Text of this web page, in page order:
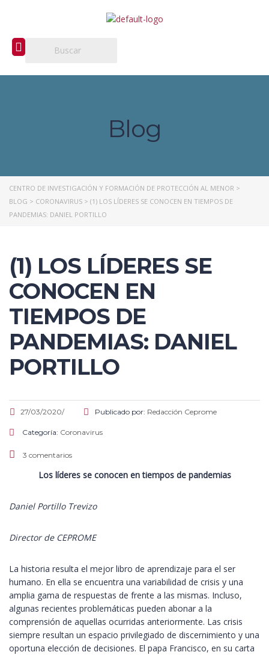
Blog
CENTRO DE INVESTIGACIÓN Y FORMACIÓN DE PROTECCIÓN AL MENOR >
BLOG > CORONAVIRUS > (1) LOS LÍDERES SE CONOCEN EN TIEMPOS DE
PANDEMIAS: DANIEL PORTILLO
(1) LOS LÍDERES SE
CONOCEN EN
TIEMPOS DE
PANDEMIAS: DANIEL
PORTILLO
27/03/2020/ Publicado por: Redacción Ceprome
Categoría: Coronavirus
3 comentarios
Los líderes se conocen en tiempos de pandemias
Daniel Portillo Trevizo
Director de CEPROME
La historia resulta el mejor libro de aprendizaje para el ser
humano. En ella se encuentra una variabilidad de crisis y una
amplia gama de respuestas de frente a las mismas. Incluso,
algunas recientes problemáticas pueden abonar a la
comprensión de aquellas ocurridas anteriormente. Las crisis
siempre resultan un espacio privilegiado de discernimiento y una
oportuna elección de decisiones. El papa Francisco, en su carta